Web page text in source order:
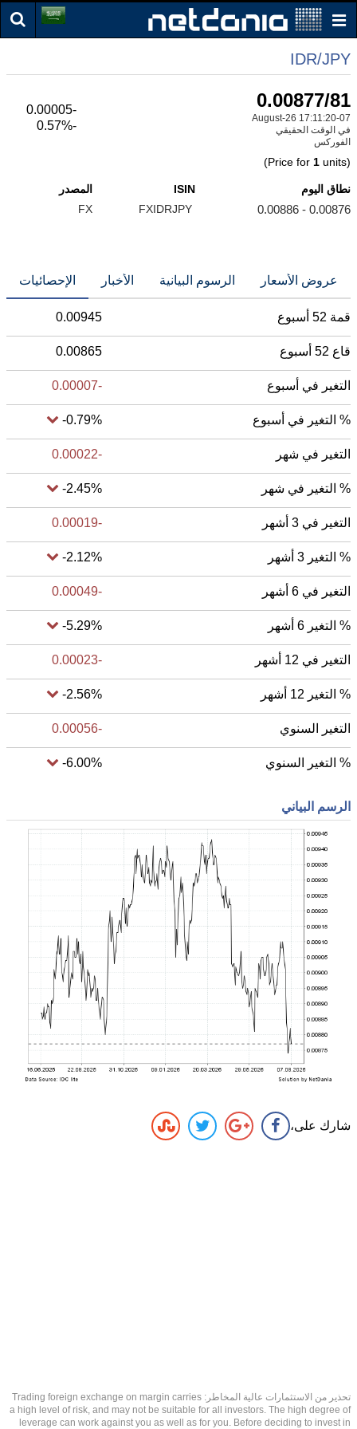
IDR/JPY
0.00877/81
07-August-26 17:11:20
في الوقت الحقيقي
الفوركس
-0.00005
-0.57%
(Price for
1 units)
نطاق اليوم
0.00876 - 0.00886
ISIN
FXIDRJPY
المصدر
FX
عروض الأسعار الرسوم البيانية الأخبار الإحصائيات
قمة 52 أسبوع 0.00945
قاع 52 أسبوع 0.00865
التغير في أسبوع -0.00007
% التغير في أسبوع -0.79%
التغير في شهر -0.00022
% التغير في شهر -2.45%
التغير في 3 أشهر -0.00019
% التغير 3 أشهر -2.12%
التغير في 6 أشهر -0.00049
% التغير 6 أشهر -5.29%
التغير في 12 أشهر -0.00023
% التغير 12 أشهر -2.56%
التغير السنوي -0.00056
% التغير السنوي -6.00%
الرسم البياني
شارك على،
تحذير من الاستثمارات عالية المخاطر: Trading foreign exchange on margin carries
a high level of risk, and may not be suitable for all investors. The high degree of
leverage can work against you as well as for you. Before deciding to invest in